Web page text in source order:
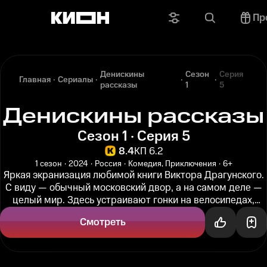
Главная Сериалы Денискины
рассказы
Сезон
1
Серия
5
Денискины рассказы
Сезон 1 · Серия 5
8.4КП 6.2
1 сезон 2024 Россия Комедия, Приключения 6+
Яркая экранизация любимой книги Виктора Драгунского.
C виду — обычный московский двор, а на самом деле —
целый мир. Здесь устраивают гонки на велосипедах,
Смотреть